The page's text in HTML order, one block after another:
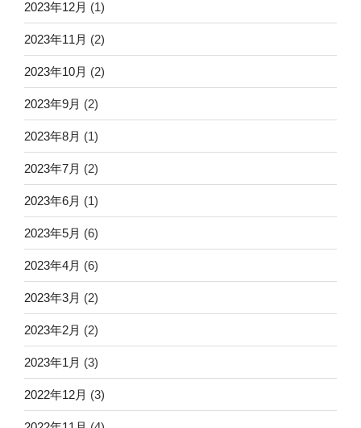
2023年12月 (1)
2023年11月 (2)
2023年10月 (2)
2023年9月 (2)
2023年8月 (1)
2023年7月 (2)
2023年6月 (1)
2023年5月 (6)
2023年4月 (6)
2023年3月 (2)
2023年2月 (2)
2023年1月 (3)
2022年12月 (3)